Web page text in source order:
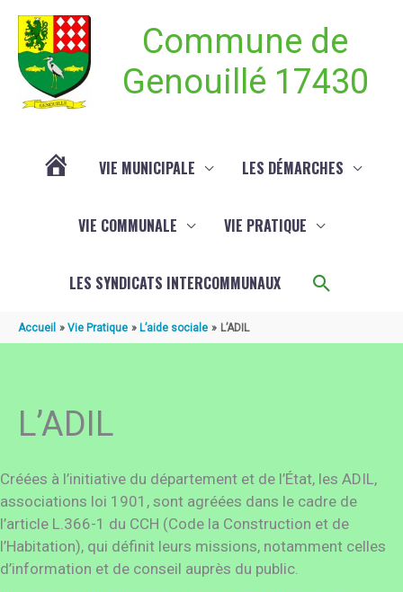
Commune de
Genouillé 17430
VIE MUNICIPALE LES DÉMARCHES
VIE COMMUNALE VIE PRATIQUE
LES SYNDICATS INTERCOMMUNAUX
Accueil Vie Pratique L’aide sociale L’ADIL
L’ADIL
Créées à l’initiative du département et de l’État, les ADIL,
associations loi 1901, sont agréées dans le cadre de
l’article L.366-1 du CCH (Code la Construction et de
l’Habitation), qui définit leurs missions, notamment celles
d’information et de conseil auprès du public.